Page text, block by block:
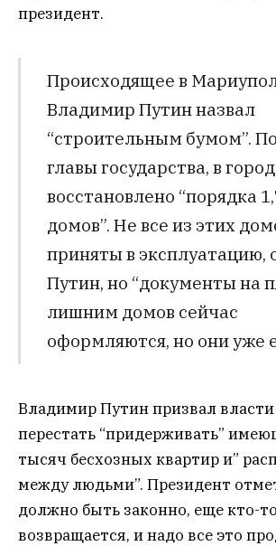
президент.
Происходящее в
Владимир Путин назвал
“строительным бумом”.
главы государства, в
восстановлено “порядка
домов”. Не все из этих
приняты в эксплуатацию,
Путин, но “документы на
лишним домов сейчас
оформляются, но они уже
Владимир Путин призвал
перестать “придерживать”
тысяч бесхозных квартир и”
между людьми”. Президент
должно быть законно, еще кто-то
возвращается, и надо все это